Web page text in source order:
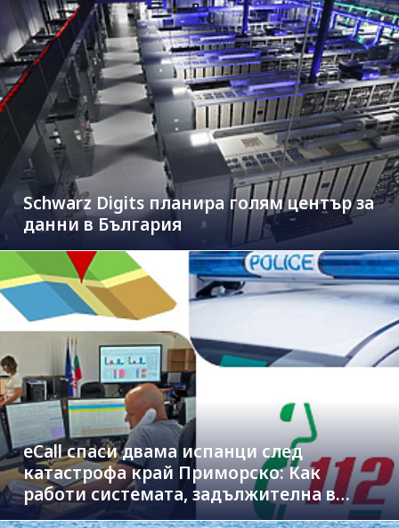
Schwarz Digits планира голям център за
данни в България
eCall спаси двама испанци след
катастрофа край Приморско: Как
работи системата, задължителна в
новите коли